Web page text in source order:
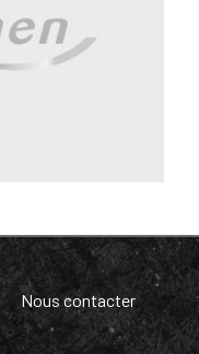
Nous contacter